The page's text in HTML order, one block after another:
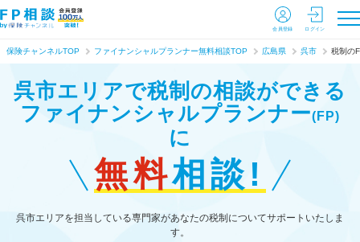
会員登録 ログイン
保険チャンネルTOP ファイナンシャルプランナー無料相談TOP 広島県 呉市 税制の
呉市エリアで税制の相談ができる
ファイナンシャルプランナー(FP)
に
無料相談!
呉市エリアを担当している専門家があなたの税制についてサポートいたしま
す。